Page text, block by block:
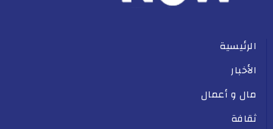
الرئيسية
الأخبار
مال و أعمال
ثقافة